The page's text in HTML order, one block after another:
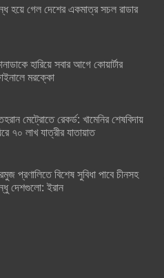
হয়ে গেল দেশের একমাত্র সচল রাডার
হারিয়ে সবার আগে কোয়ার্টার
মরক্কো
মেট্রোতে রেকর্ড: খামেনির শেষবিদায়
৭০ লাখ যাত্রীর যাতায়াত
প্রণালিতে বিশেষ সুবিধা পাবে চীনসহ
দেশগুলো: ইরান